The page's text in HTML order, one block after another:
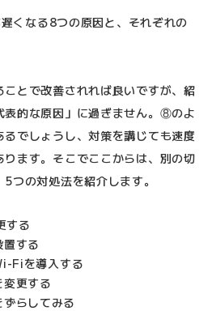
くなる8つの原因と、それぞれの
とで改善されれば良いですが、紹
表的な原因」に過ぎません。⑧のよ
でしょうし、対策を講じても速度
ます。そこでここからは、別の切
つの対処法を紹介します。
する
する
Fiを導入する
更する
らしてみる